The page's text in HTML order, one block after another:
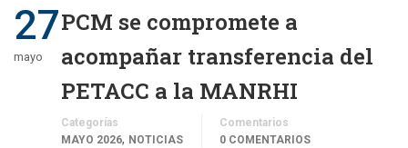
27
mayo
PCM se compromete a
acompañar transferencia del
PETACC a la MANRHI
Categorías
MAYO 2026, NOTICIAS
Comentarios
0 COMENTARIOS